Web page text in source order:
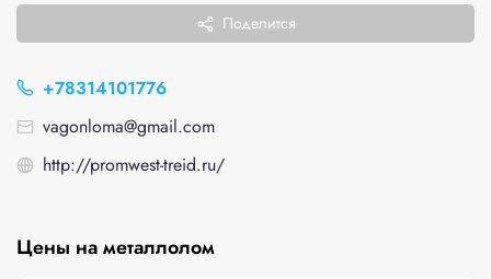
Поделится
+78314101776
vagonloma@gmail.com
http://promwest-treid.ru/
Цены на металлолом